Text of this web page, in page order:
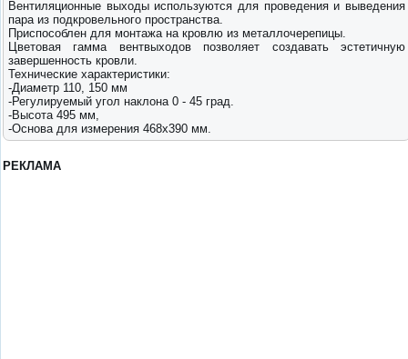
Вентиляционные выходы используются для проведения и выведения
пара из подкровельного пространства.
Приспособлен для монтажа на кровлю из металлочерепицы.
Цветовая гамма вентвыходов позволяет создавать эстетичную
завершенность кровли.
Технические характеристики:
-Диаметр 110, 150 мм
-Регулируемый угол наклона 0 - 45 град.
-Высота 495 мм,
-Основа для измерения 468x390 мм.
РЕКЛАМА